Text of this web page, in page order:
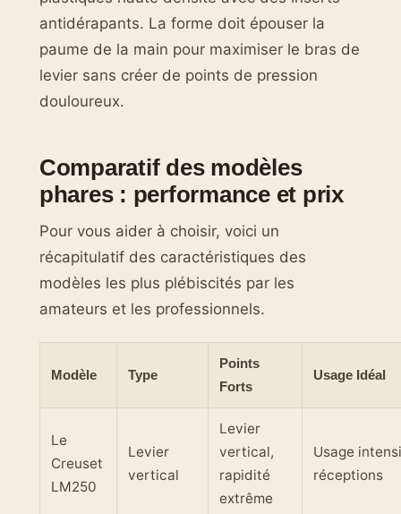
antidérapants. La forme doit épouser la
paume de la main pour maximiser le bras de
levier sans créer de points de pression
douloureux.
Comparatif des modèles
phares : performance et prix
Pour vous aider à choisir, voici un
récapitulatif des caractéristiques des
modèles les plus plébiscités par les
amateurs et les professionnels.
Modèle Type
Points
Forts
Usage Idéal
Le
Creuset
LM250
Levier
vertical
Levier
vertical,
rapidité
extrême
Usage
réceptions